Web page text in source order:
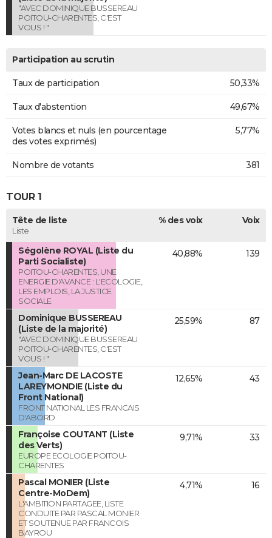
"AVEC DOMINIQUE BUSSEREAU
POITOU-CHARENTES, C'EST
VOUS ! "
Participation au scrutin
Taux de participation 50,33%
Taux d'abstention 49,67%
Votes blancs et nuls (en pourcentage
des votes exprimés)
5,77%
Nombre de votants 381
TOUR 1
Tête de liste
Liste
% des voix Voix
Ségolène ROYAL (Liste du
Parti Socialiste)
POITOU-CHARENTES, UNE
ENERGIE D'AVANCE : L'ECOLOGIE,
LES EMPLOIS, LA JUSTICE
SOCIALE
40,88% 139
Dominique BUSSEREAU
(Liste de la majorité)
"AVEC DOMINIQUE BUSSEREAU
POITOU-CHARENTES, C'EST
VOUS ! "
25,59% 87
Jean-Marc DE LACOSTE
LAREYMONDIE (Liste du
Front National)
FRONT NATIONAL LES FRANCAIS
D'ABORD
12,65% 43
Françoise COUTANT (Liste
des Verts)
EUROPE ECOLOGIE POITOU-
CHARENTES
9,71% 33
Pascal MONIER (Liste
Centre-MoDem)
L'AMBITION PARTAGEE, LISTE
CONDUITE PAR PASCAL MONIER
ET SOUTENUE PAR FRANCOIS
BAYROU
4,71% 16